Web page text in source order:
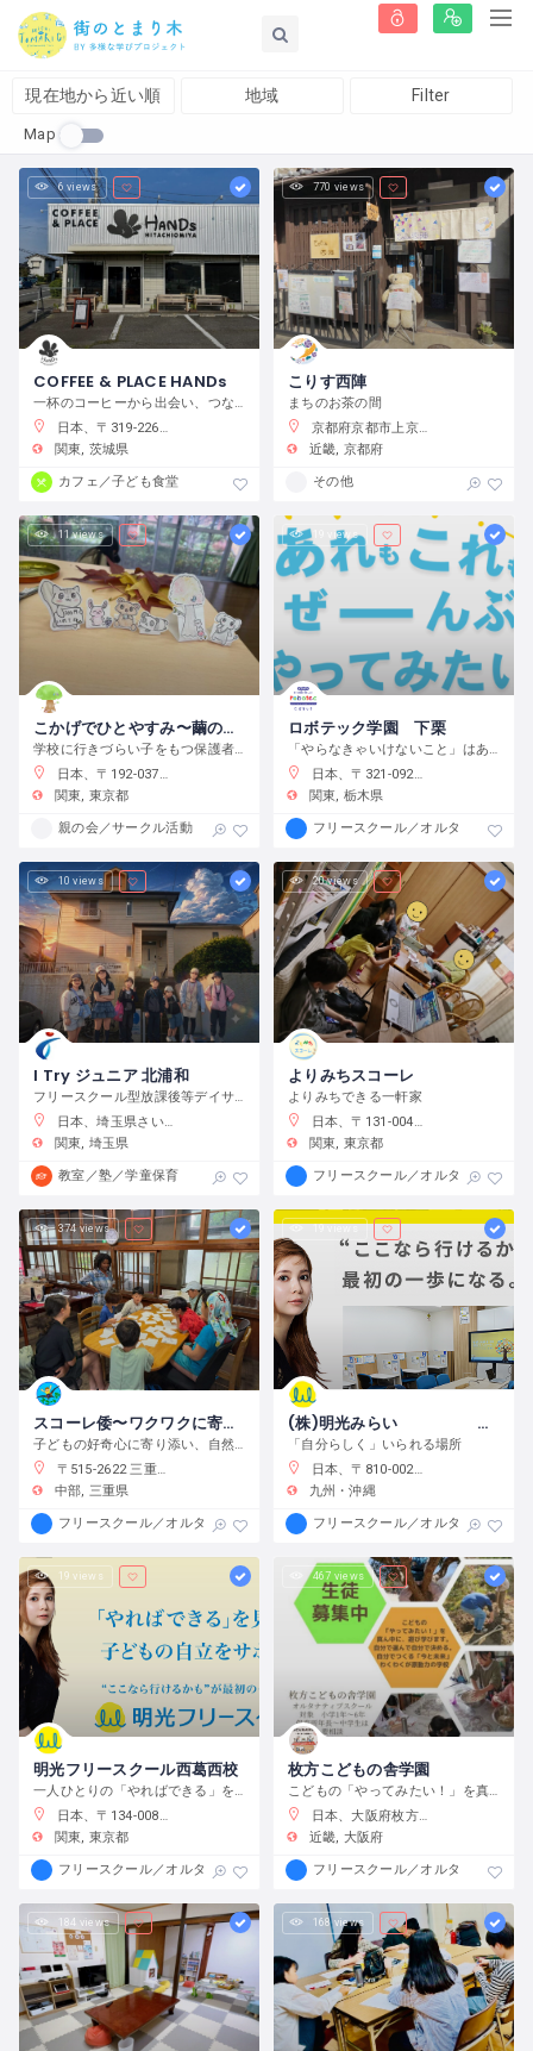
現在地から近い順 地域 Filter
Map
6 views
COFFEE & PLACE HANDs
一杯のコーヒーから出会い、つながり、何かが始まるまちの居場所
日本、〒319-2266 茨城県常陸大宮市抽ヶ台町８６４−１
関東
茨城県
カフェ／子ども食堂
770 views
こりす西陣
まちのお茶の間
京都府京都市上京区藤木町７９５−５
近畿 京都府
その他
11 views
こかげでひとやすみ〜繭の会〜
学校に行きづらい子をもつ保護者の会です
日本、〒192-0375 東京都八王子市鑓水２丁目２０１３−２
関東
東京都
親の会／サークル活動
19 views
ロボテック学園 下栗
「やらなきゃいけないこと」はありません。宿題をやるのもよし、自分で目標をたてて取り組むのもよし、なんでもチャレンジできる環境です。
日本、〒321-0923 栃木県宇都宮市下栗町２２９２−８ 2 階
関東
栃木県
フリースクール／オルタナティブス
10 views
I Try ジュニア 北浦和
フリースクール型放課後等デイサービス
日本、埼玉県さいたま市浦和区元町２−３４−１０
関東
埼玉県
教室／塾／学童保育
20 views
よりみちスコーレ
よりみちできる一軒家
日本、〒131-0045 東京都墨田区押上２丁目２８−３
関東
東京都
フリースクール／オルタナティブス
374 views
スコーレ倭〜ワクワクに寄り添う学校〜
〒515-2622 三重県津市白山町中ノ村１３８−４
中部 三重県
フリースクール／オルタナティブスクール
(株)明光みらい 明光フリースクール薬院本校
「自分らしく」いられる場所
日本、〒810-0022 福岡県福岡市中央区薬院１−１０−６ フォレスト薬院大通り
九州・沖縄
フリースクール／オルタナティブス
19 views
明光フリースクール西葛西校
一人ひとりの「やればできる」を見つけ、育む
日本、〒134-0088 東京都江戸川区西葛西６−１０−１４ 正栄ビル
関東
東京都
フリースクール／オルタナティブスクール
467 views
枚方こどもの舎学園
こどもの「やってみたい！」を真ん中に、遊び、学び、活動する、わくわくが原動力の学校です。
日本、大阪府枚方市渚元町２１−３１
近畿 大阪府
フリースクール／オルタナティブス
184 views 168 views